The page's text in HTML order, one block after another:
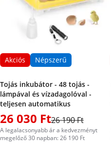
Akciós Népszerű
Tojás inkubátor - 48 tojás -
lámpával és vízadagolóval -
teljesen automatikus
26 030 Ft26 190 Ft
A legalacsonyabb ár a kedvezményt
megelőző 30 napban: 26 190 Ft